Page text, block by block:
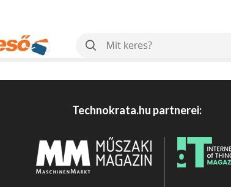
Technokrata.hu partnerei: